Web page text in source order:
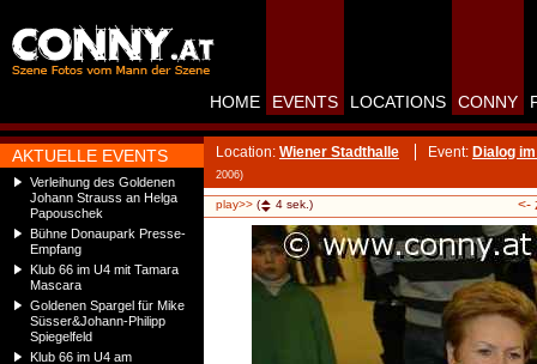
AKTUELLE EVENTS
Verleihung des Goldenen
Johann Strauss an Helga
Papouschek
Bühne Donaupark Presse-
Empfang
Klub 66 im U4 mit Tamara
Mascara
Goldenen Spargel für Mike
Süsser&Johann-Philipp
Spiegelfeld
Klub 66 im U4 am
HOME EVENTS LOCATIONS CONNY
Location: Wiener Stadthalle Event: Dialog
2006)
play>> ( 4 sek.) <-